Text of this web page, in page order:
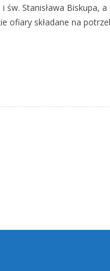
Stanisława Biskupa,
ofiary składane na